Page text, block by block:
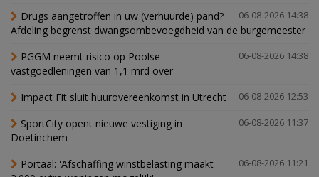
06-08-2026 14:38
Drugs aangetroffen in uw (verhuurde) pand?
Afdeling begrenst dwangsombevoegdheid van de burgemeester
06-08-2026 14:38
PGGM neemt risico op Poolse
vastgoedleningen van 1,1 mrd over
06-08-2026 12:53
Impact Fit sluit huurovereenkomst in Utrecht
06-08-2026 11:37
SportCity opent nieuwe vestiging in
Doetinchem
06-08-2026 11:21
Portaal: 'Afschaffing winstbelasting maakt